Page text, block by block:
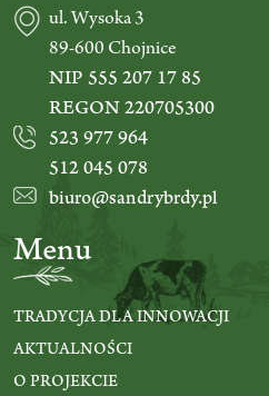
ul. Wysoka 3
89-600 Chojnice
NIP 555 207 17 85
REGON 220705300
523 977 964
512 045 078
biuro@sandrybrdy.pl
Menu
TRADYCJA DLA INNOWACJI
AKTUALNOŚCI
O PROJEKCIE